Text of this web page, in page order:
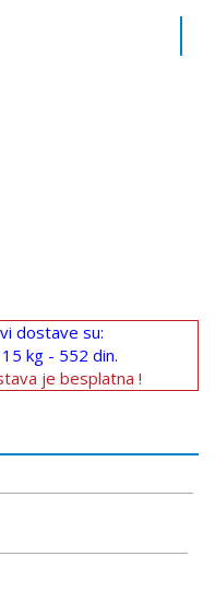
dostave su:
kg - 552 din.
je besplatna !